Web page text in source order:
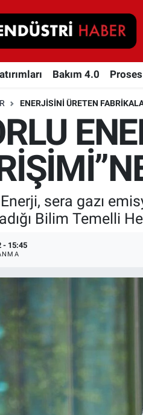
Bakım 4.0
ENERJISINI ÜRETEN
sera gazı
Bilim Temelli
- 15:45